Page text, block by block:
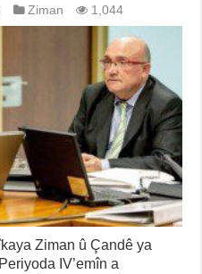
Ziman 1,044
Ziman û Çandê ya
IV’emîn a